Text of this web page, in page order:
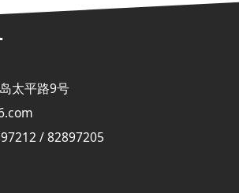
太平路9号
/ 82897205